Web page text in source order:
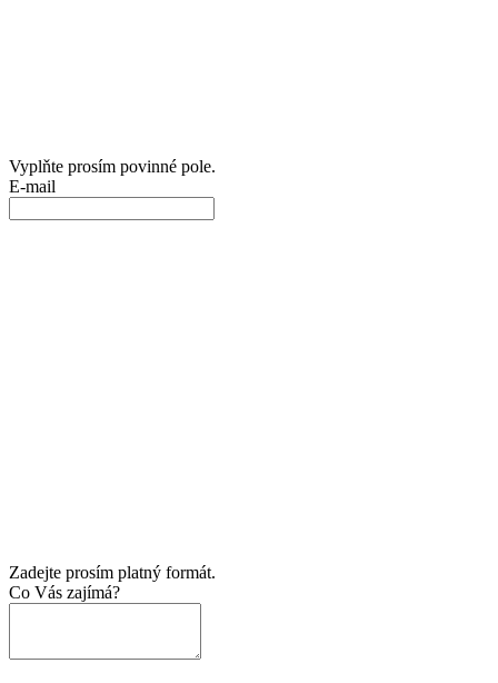
Vyplňte prosím povinné pole.
E-mail
Zadejte prosím platný formát.
Co Vás zajímá?